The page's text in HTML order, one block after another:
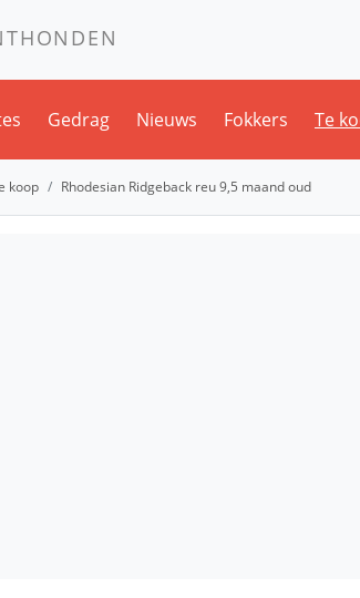
Gedrag Nieuws Fokkers Te
koop Rhodesian Ridgeback reu 9,5 maand oud